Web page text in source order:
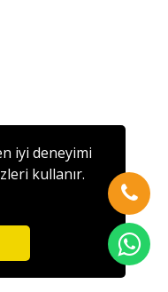
iyi deneyimi
kullanır.